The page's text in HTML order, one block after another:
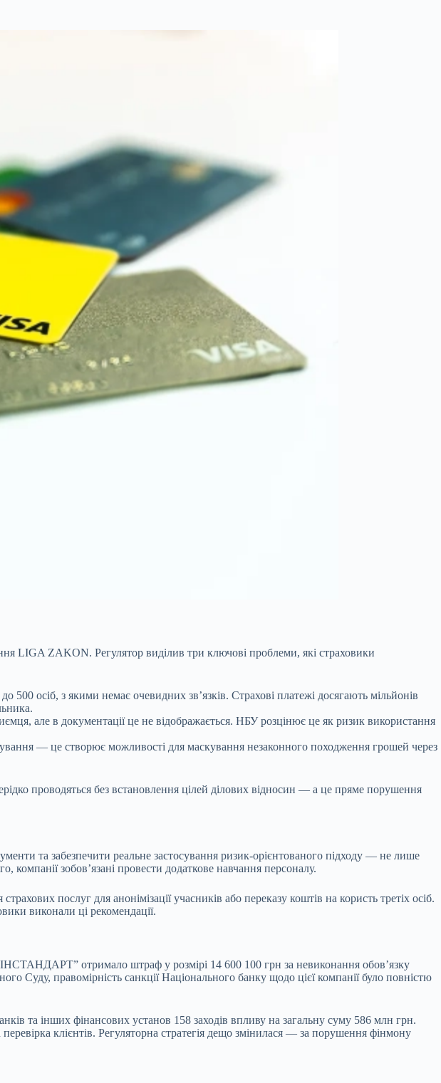
LIGA ZAKON. Регулятор виділив три ключові проблеми, які страховики
500 осіб, з якими немає очевидних зв’язків. Страхові платежі досягають мільйонів
але в документації це не відображається. НБУ розцінює це як ризик використання
— це створює можливості для маскування незаконного походження грошей через
проводяться без встановлення цілей ділових відносин — а це пряме порушення
та забезпечити реальне застосування ризик-орієнтованого підходу — не лише
зобов’язані провести додаткове навчання персоналу.
послуг для анонімізації учасників або переказу коштів на користь третіх осіб.
виконали ці рекомендації.
отримало штраф у розмірі 14 600 100 грн за невиконання обов’язку
Суду, правомірність санкції Національного банку щодо цієї компанії було повністю
та інших фінансових установ 158 заходів впливу на загальну суму 586 млн грн.
клієнтів. Регуляторна стратегія дещо змінилася — за порушення фінмону